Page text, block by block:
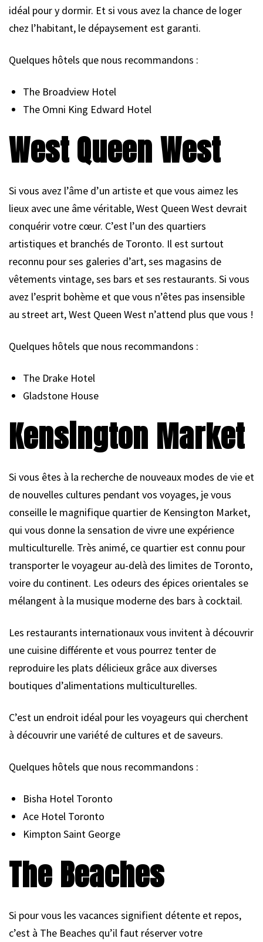
idéal pour y dormir. Et si vous avez la chance de loger
chez l’habitant, le dépaysement est garanti.
Quelques hôtels que nous recommandons :
The Broadview Hotel
The Omni King Edward Hotel
West Queen West
Si vous avez l’âme d’un artiste et que vous aimez les
lieux avec une âme véritable, West Queen West devrait
conquérir votre cœur. C’est l’un des quartiers
artistiques et branchés de Toronto. Il est surtout
reconnu pour ses galeries d’art, ses magasins de
vêtements vintage, ses bars et ses restaurants. Si vous
avez l’esprit bohème et que vous n’êtes pas insensible
au street art, West Queen West n’attend plus que vous !
Quelques hôtels que nous recommandons :
The Drake Hotel
Gladstone House
Kensington Market
Si vous êtes à la recherche de nouveaux modes de vie et
de nouvelles cultures pendant vos voyages, je vous
conseille le magnifique quartier de Kensington Market,
qui vous donne la sensation de vivre une expérience
multiculturelle. Très animé, ce quartier est connu pour
transporter le voyageur au-delà des limites de Toronto,
voire du continent. Les odeurs des épices orientales se
mélangent à la musique moderne des bars à cocktail.
Les restaurants internationaux vous invitent à découvrir
une cuisine différente et vous pourrez tenter de
reproduire les plats délicieux grâce aux diverses
boutiques d’alimentations multiculturelles.
C’est un endroit idéal pour les voyageurs qui cherchent
à découvrir une variété de cultures et de saveurs.
Quelques hôtels que nous recommandons :
Bisha Hotel Toronto
Ace Hotel Toronto
Kimpton Saint George
The Beaches
Si pour vous les vacances signifient détente et repos,
c’est à The Beaches qu’il faut réserver votre